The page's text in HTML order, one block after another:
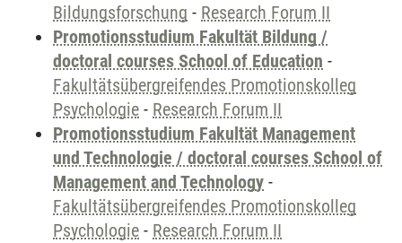
Bildungsforschung - Research Forum II
Promotionsstudium Fakultät Bildung /
doctoral courses School of Education -
Fakultätsübergreifendes Promotionskolleg
Psychologie - Research Forum II
Promotionsstudium Fakultät Management
und Technologie / doctoral courses School of
Management and Technology -
Fakultätsübergreifendes Promotionskolleg
Psychologie - Research Forum II